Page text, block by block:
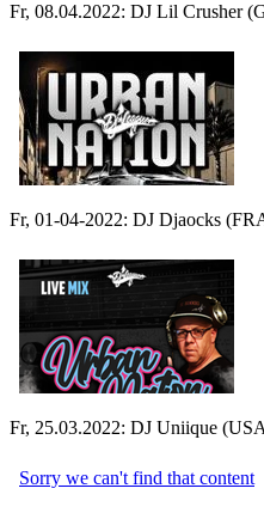
Fr, 08.04.2022: DJ Lil Crusher
Fr, 01-04-2022: DJ Djaocks
Fr, 25.03.2022: DJ Uniique